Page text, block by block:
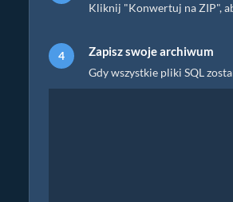
Kliknij "Konwertuj na ZIP",
Zapisz swoje archiwum
Gdy wszystkie pliki SQL